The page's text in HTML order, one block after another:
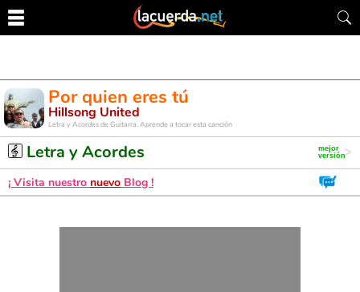
Por quien eres tú
Hillsong United
Letra y Acordes de Guitarra. Aprende a tocar esta canción
Letra y Acordes
¡ Visita nuestro nuevo Blog !